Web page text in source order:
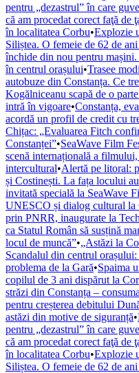
pentru „dezastrul” în care
că am procedat corect faţă de
în localitatea Corbu•Explozie
Siliștea. O femeie de 62 de
închide din nou pentru
în centrul orașului•Trasee
autobuze din Constanța. Ce
Kogălniceanu scapă de o
intră în vigoare•Constanța,
acordă un profil de credit cu
Chițac: „Evaluarea Fitch
Constanței”•SeaWave Film
scenă internațională a
intercultural•Alertă pe litoral:
și Costinești. La fața locului
invitată specială la SeaWave
UNESCO și dialog cultural la
prin PNRR, inaugurate la
ca Statul Român să susțină
locul de muncă”•„Astăzi la
Scandalul din centrul
problema de la Gară•Spaima
copilul de 3 ani dispărut la
străzi din Constanța –
pentru creșterea debitului
astăzi din motive de siguranță•
pentru „dezastrul” în care
că am procedat corect faţă de
în localitatea Corbu•Explozie
Siliștea. O femeie de 62 de